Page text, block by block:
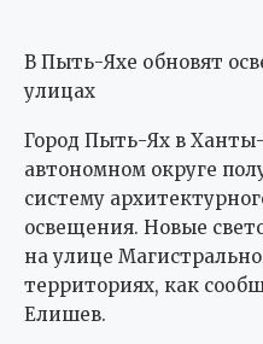
В Пыть-Яхе обновят
улицах
Город Пыть-Ях в
автономном округе
систему
освещения. Новые
на улице
территориях, как
Елишев.